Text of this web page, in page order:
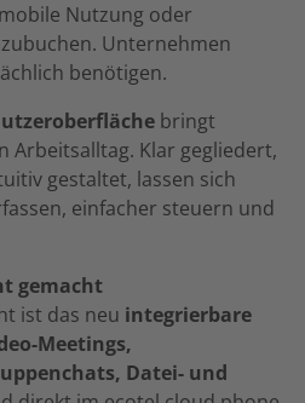
Nutzung oder
Unternehmen
benötigen.
bringt
Arbeitsalltag. Klar gegliedert,
gestaltet, lassen sich
einfacher steuern und
gemacht
ist das neu integrierbare
Meetings,
Datei- und